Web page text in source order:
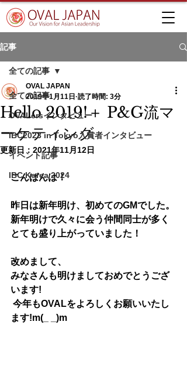
記事
全ての記事
OVALersインタビュー
IBC2023 in Tokyo入賞者インタビュー
イベント記事
IBC Korea 2024
全ての記事
Hello 2019!＋ P&G流マ
ーケティング
OVAL JAPAN
2019年1月11日 読了時間: 3分
更新日： 2021年11月12日
こんばんは！
昨日は新年明け、初めてのGMでした。
新年明けで久々に会う仲間同士が多く
とても盛り上がっていました！
改めまして、
みなさんも明けましておめでとうござ
います!
ます!m(_ _)m